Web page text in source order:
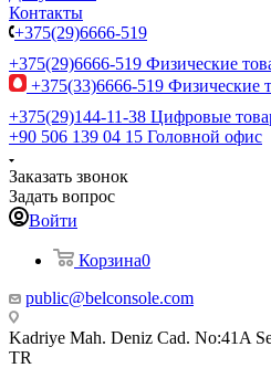
Контакты
+375(29)6666-519
+375(29)6666-519 Физические
+375(33)6666-519 Физические
+375(29)144-11-38 Цифровые
+90 506 139 04 15 Головной офис
Заказать звонок
Задать вопрос
Войти
Корзина0
public@belconsole.com
Kadriye Mah. Deniz Cad. No:41A
TR